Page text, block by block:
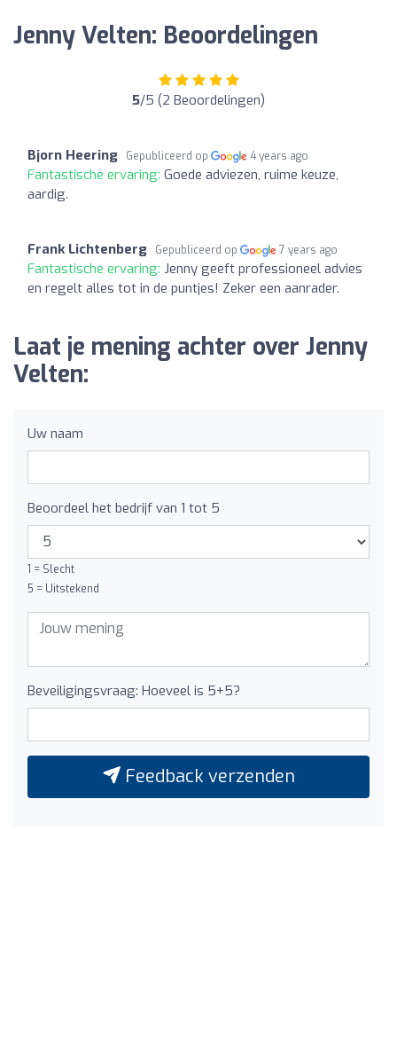
Jenny Velten: Beoordelingen
5/5 (2 Beoordelingen)
Bjorn Heering Gepubliceerd op 4 years ago
Fantastische ervaring: Goede adviezen, ruime keuze,
aardig.
Frank Lichtenberg Gepubliceerd op 7 years ago
Fantastische ervaring: Jenny geeft professioneel advies
en regelt alles tot in de puntjes! Zeker een aanrader.
Laat je mening achter over Jenny
Velten:
Uw naam
Beoordeel het bedrijf van 1 tot 5
1 = Slecht
5 = Uitstekend
Beveiligingsvraag: Hoeveel is 5+5?
Feedback verzenden